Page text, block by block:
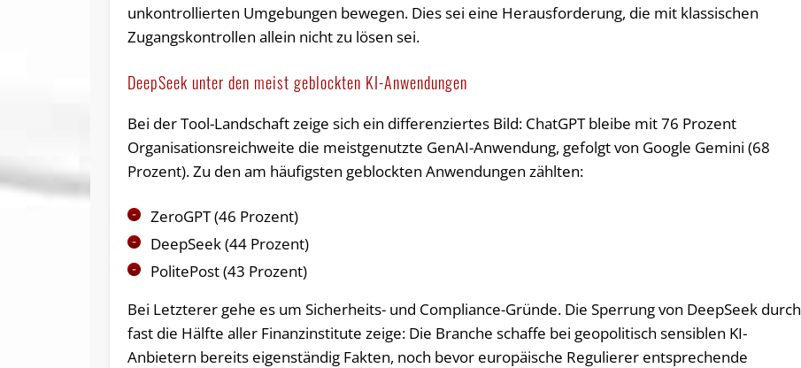
unkontrollierten Umgebungen bewegen. Dies sei eine Herausforderung, die mit klassischen
Zugangskontrollen allein nicht zu lösen sei.
DeepSeek unter den meist geblockten KI-Anwendungen
Bei der Tool-Landschaft zeige sich ein differenziertes Bild: ChatGPT bleibe mit 76 Prozent
Organisationsreichweite die meistgenutzte GenAI-Anwendung, gefolgt von Google Gemini (68
Prozent). Zu den am häufigsten geblockten Anwendungen zählten:
ZeroGPT (46 Prozent)
DeepSeek (44 Prozent)
PolitePost (43 Prozent)
Bei Letzterer gehe es um Sicherheits- und Compliance-Gründe. Die Sperrung von DeepSeek durch
fast die Hälfte aller Finanzinstitute zeige: Die Branche schaffe bei geopolitisch sensiblen KI-
Anbietern bereits eigenständig Fakten, noch bevor europäische Regulierer entsprechende